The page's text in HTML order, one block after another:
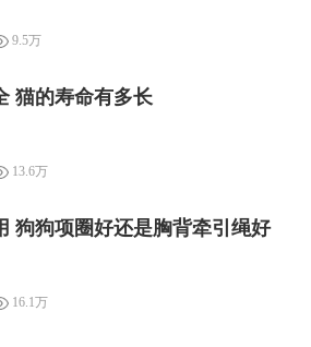
9.5万
猫的寿命有多长
13.6万
狗狗项圈好还是胸背牵引绳好
16.1万